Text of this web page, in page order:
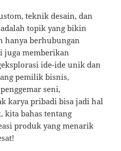
teknik desain, dan
topik yang bikin
hanya berhubungan
juga memberikan
ide-ide unik dan
pemilik bisnis,
seni,
karya pribadi bisa jadi hal
kita bahas tentang
produk yang menarik